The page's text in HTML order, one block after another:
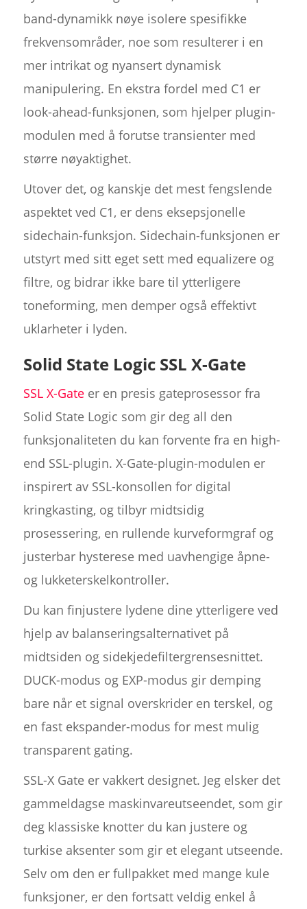
band-dynamikk nøye isolere spesifikke
frekvensområder, noe som resulterer i en
mer intrikat og nyansert dynamisk
manipulering. En ekstra fordel med C1 er
look-ahead-funksjonen, som hjelper plugin-
modulen med å forutse transienter med
større nøyaktighet.
Utover det, og kanskje det mest fengslende
aspektet ved C1, er dens eksepsjonelle
sidechain-funksjon. Sidechain-funksjonen er
utstyrt med sitt eget sett med equalizere og
filtre, og bidrar ikke bare til ytterligere
toneforming, men demper også effektivt
uklarheter i lyden.
Solid State Logic SSL X-Gate
SSL X-Gateer en presis gateprosessor fra
Solid State Logic som gir deg all den
funksjonaliteten du kan forvente fra en high-
end SSL-plugin. X-Gate-plugin-modulen er
inspirert av SSL-konsollen for digital
kringkasting, og tilbyr midtsidig
prosessering, en rullende kurveformgraf og
justerbar hysterese med uavhengige åpne-
og lukketerskelkontroller.
Du kan finjustere lydene dine ytterligere ved
hjelp av balanseringsalternativet på
midtsiden og sidekjedefiltergrensesnittet.
DUCK-modus og EXP-modus gir demping
bare når et signal overskrider en terskel, og
en fast ekspander-modus for mest mulig
transparent gating.
SSL-X Gate er vakkert designet. Jeg elsker det
gammeldagse maskinvareutseendet, som gir
deg klassiske knotter du kan justere og
turkise aksenter som gir et elegant utseende.
Selv om den er fullpakket med mange kule
funksjoner, er den fortsatt veldig enkel å